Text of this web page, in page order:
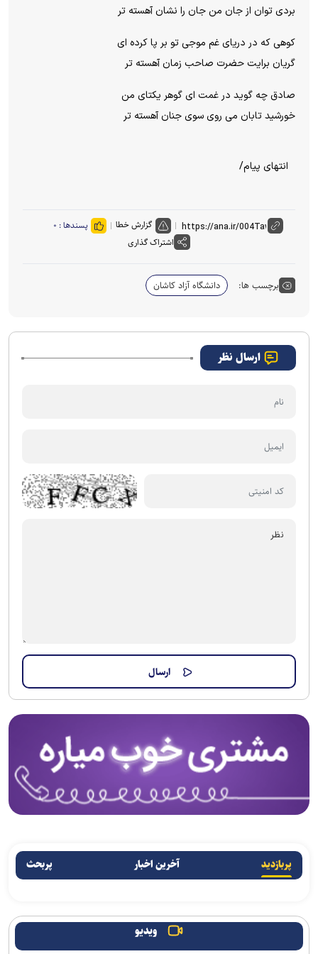
بردی توان از جان من جان را نشان آهسته تر
کوهی که در دریای غم موجی تو بر پا کرده ای
گریان برایت حضرت صاحب زمان آهسته تر
صادق چه گوید در غمت ای گوهر یکتای من
خورشید تابان می روی سوی جنان آهسته تر
انتهای پیام/
گزارش خطا پسندها : ۰
اشتراک گذاری
برچسب ها: دانشگاه آزاد کاشان
ارسال نظر
پربازدید آخرین اخبار پربحث
ویدیو